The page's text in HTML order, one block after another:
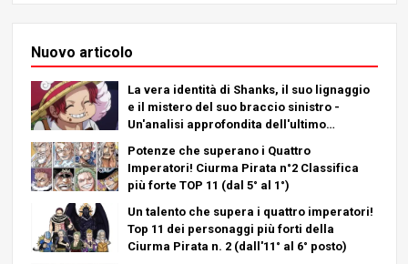
Nuovo articolo
La vera identità di Shanks, il suo lignaggio
e il mistero del suo braccio sinistro -
Un'analisi approfondita dell'ultimo
Potenze che superano i Quattro
Imperatori! Ciurma Pirata n°2 Classifica
più forte TOP 11 (dal 5° al 1°)
Un talento che supera i quattro imperatori!
Top 11 dei personaggi più forti della
Ciurma Pirata n. 2 (dall'11° al 6° posto)